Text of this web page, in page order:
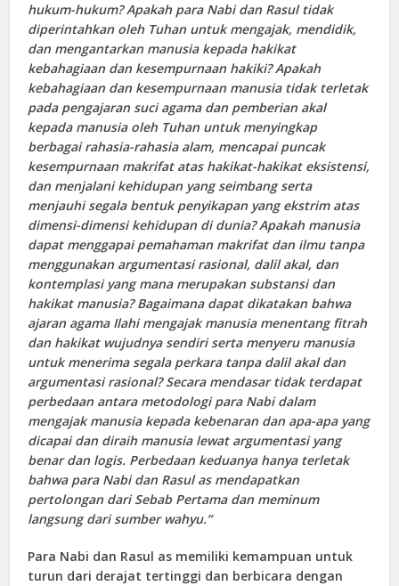
hukum-hukum? Apakah para Nabi dan Rasul tidak
diperintahkan oleh Tuhan untuk mengajak, mendidik,
dan mengantarkan manusia kepada hakikat
kebahagiaan dan kesempurnaan hakiki? Apakah
kebahagiaan dan kesempurnaan manusia tidak terletak
pada pengajaran suci agama dan pemberian akal
kepada manusia oleh Tuhan untuk menyingkap
berbagai rahasia-rahasia alam, mencapai puncak
kesempurnaan makrifat atas hakikat-hakikat eksistensi,
dan menjalani kehidupan yang seimbang serta
menjauhi segala bentuk penyikapan yang ekstrim atas
dimensi-dimensi kehidupan di dunia? Apakah manusia
dapat menggapai pemahaman makrifat dan ilmu tanpa
menggunakan argumentasi rasional, dalil akal, dan
kontemplasi yang mana merupakan substansi dan
hakikat manusia? Bagaimana dapat dikatakan bahwa
ajaran agama Ilahi mengajak manusia menentang fitrah
dan hakikat wujudnya sendiri serta menyeru manusia
untuk menerima segala perkara tanpa dalil akal dan
argumentasi rasional? Secara mendasar tidak terdapat
perbedaan antara metodologi para Nabi dalam
mengajak manusia kepada kebenaran dan apa-apa yang
dicapai dan diraih manusia lewat argumentasi yang
benar dan logis. Perbedaan keduanya hanya terletak
bahwa para Nabi dan Rasul as mendapatkan
pertolongan dari Sebab Pertama dan meminum
langsung dari sumber wahyu.”
Para Nabi dan Rasul as memiliki kemampuan untuk
turun dari derajat tertinggi dan berbicara dengan